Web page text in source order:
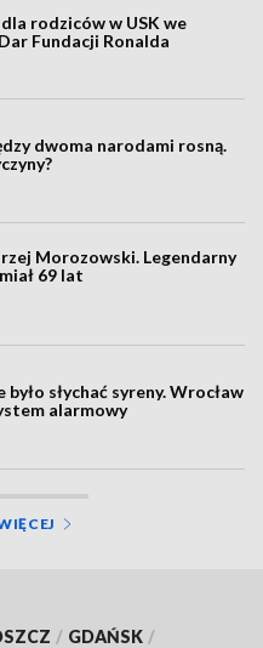
rodziców w USK we
Fundacji Ronalda
dwoma narodami rosną.
Morozowski. Legendarny
69 lat
było słychać syreny. Wrocław
alarmowy
/ GDAŃSK /